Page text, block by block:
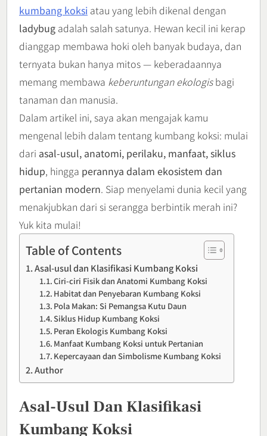
kumbang koksi atau yang lebih dikenal dengan
ladybug adalah salah satunya. Hewan kecil ini kerap
dianggap membawa hoki oleh banyak budaya, dan
ternyata bukan hanya mitos — keberadaannya
memang membawa keberuntungan ekologisbagi
tanaman dan manusia.
Dalam artikel ini, saya akan mengajak kamu
mengenal lebih dalam tentang kumbang koksi: mulai
dari asal-usul, anatomi, perilaku, manfaat, siklus
hidup, hingga perannya dalam ekosistem dan
pertanian modern. Siap menyelami dunia kecil yang
menakjubkan dari si serangga berbintik merah ini?
Yuk kita mulai!
Table of Contents
Asal-usul dan Klasifikasi Kumbang Koksi
Ciri-ciri Fisik dan Anatomi Kumbang Koksi
Habitat dan Penyebaran Kumbang Koksi
Pola Makan: Si Pemangsa Kutu Daun
Siklus Hidup Kumbang Koksi
Peran Ekologis Kumbang Koksi
Manfaat Kumbang Koksi untuk Pertanian
Kepercayaan dan Simbolisme Kumbang Koksi
Author
Asal-Usul Dan Klasifikasi
Kumbang Koksi